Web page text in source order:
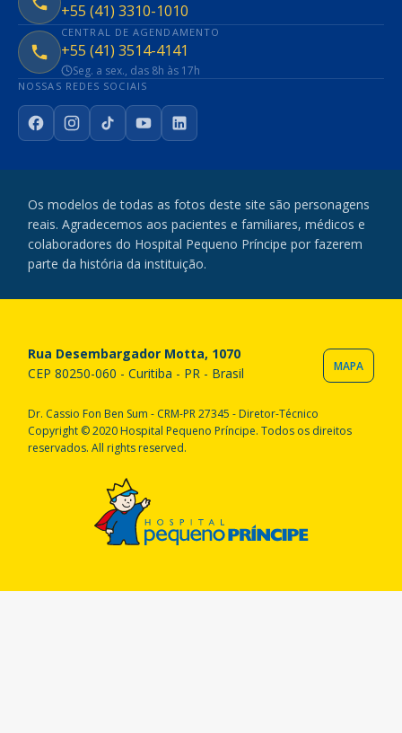
+55 (41) 3310-1010
CENTRAL DE AGENDAMENTO
+55 (41) 3514-4141
Seg. a sex., das 8h às 17h
NOSSAS REDES SOCIAIS
FacebookInstagram
TikTokYouTubeLinkedIn
Os modelos de todas as fotos deste site são personagens
reais. Agradecemos aos pacientes e familiares, médicos e
colaboradores do Hospital Pequeno Príncipe por fazerem
parte da história da instituição.
Rua Desembargador Motta, 1070
CEP 80250-060 - Curitiba - PR - Brasil
MAPA
Dr. Cassio Fon Ben Sum - CRM-PR 27345 - Diretor-Técnico
Copyright © 2020 Hospital Pequeno Príncipe. Todos os direitos
reservados. All rights reserved.